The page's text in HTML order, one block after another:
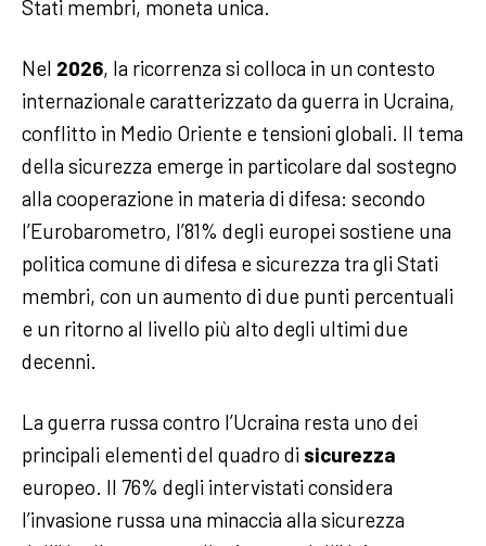
Stati membri, moneta unica.
Nel 2026, la ricorrenza si colloca in un contesto
internazionale caratterizzato da guerra in Ucraina,
conflitto in Medio Oriente e tensioni globali. Il tema
della sicurezza emerge in particolare dal sostegno
alla cooperazione in materia di difesa: secondo
l’Eurobarometro, l’81% degli europei sostiene una
politica comune di difesa e sicurezza tra gli Stati
membri, con un aumento di due punti percentuali
e un ritorno al livello più alto degli ultimi due
decenni.
La guerra russa contro l’Ucraina resta uno dei
principali elementi del quadro di sicurezza
europeo. Il 76% degli intervistati considera
l’invasione russa una minaccia alla sicurezza